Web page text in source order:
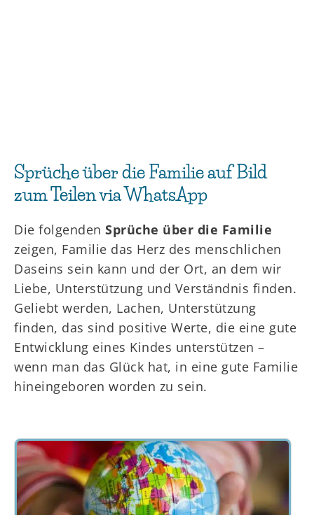
Sprüche über die Familie auf Bild
zum Teilen via WhatsApp
Die folgenden Sprüche über die Familie
zeigen, Familie das Herz des menschlichen
Daseins sein kann und der Ort, an dem wir
Liebe, Unterstützung und Verständnis finden.
Geliebt werden, Lachen, Unterstützung
finden, das sind positive Werte, die eine gute
Entwicklung eines Kindes unterstützen –
wenn man das Glück hat, in eine gute Familie
hineingeboren worden zu sein.